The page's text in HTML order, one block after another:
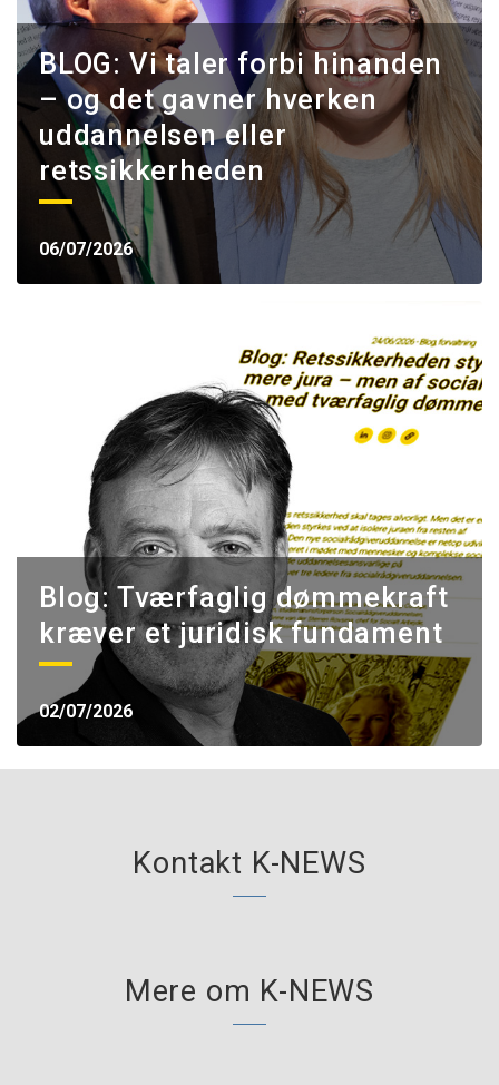
BLOG: Vi taler forbi hinanden
– og det gavner hverken
uddannelsen eller
retssikkerheden
06/07/2026
Blog: Tværfaglig dømmekraft
kræver et juridisk fundament
02/07/2026
Kontakt K-NEWS
Mere om K-NEWS